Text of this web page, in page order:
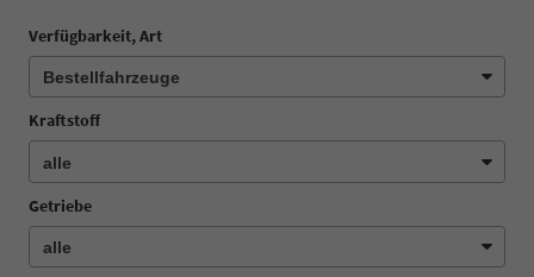
Verfügbarkeit, Art
Kraftstoff
Getriebe